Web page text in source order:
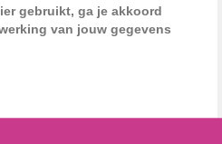
gebruikt, ga je akkoord
van jouw gegevens